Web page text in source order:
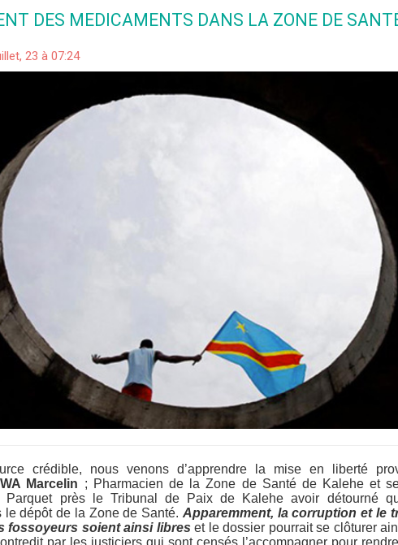
DES MEDICAMENTS DANS LA ZONE DE
23 à 07:24
crédible, nous venons d’apprendre la mise en liberté
Marcelin ; Pharmacien de la Zone de Santé de Kalehe et
Parquet près le Tribunal de Paix de Kalehe avoir détourné
le dépôt de la Zone de Santé. Apparemment, la corruption et le
fossoyeurs soient ainsi libres et le dossier pourrait se clôturer